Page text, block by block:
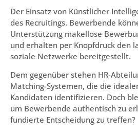
Der Einsatz von Künstlicher
des Recruitings. Bewerbende
Unterstützung makellose
und erhalten per Knopfdruck den
soziale Netzwerke bereitgestellt.
Dem gegenüber stehen HR-
Matching-Systemen, die die
Kandidaten identifizieren. Doch
um Bewerbende authentisch zu
fundierte Entscheidung zu treffen?